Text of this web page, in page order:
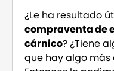
¿Le ha resultado
compraventa de
cárnico? ¿Tiene
que hay algo